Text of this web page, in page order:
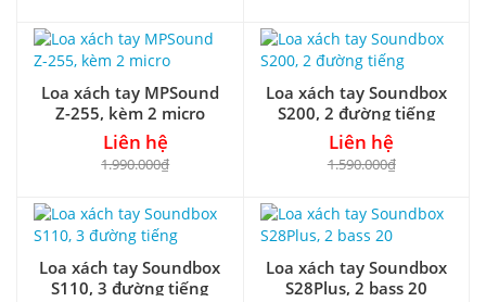
Loa xách tay MPSound
Z-255, kèm 2 micro
Liên hệ
1.990.000₫
Loa xách tay Soundbox
S200, 2 đường tiếng
Liên hệ
1.590.000₫
Loa xách tay Soundbox
S110, 3 đường tiếng
Loa xách tay Soundbox
S28Plus, 2 bass 20